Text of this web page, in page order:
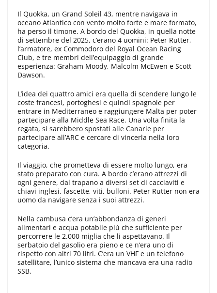
Il Quokka, un Grand Soleil 43, mentre navigava in
oceano Atlantico con vento molto forte e mare formato,
ha perso il timone. A bordo del Quokka, in quella notte
di settembre del 2025, c’erano 4 uomini: Peter Rutter,
l’armatore, ex Commodoro del Royal Ocean Racing
Club, e tre membri dell’equipaggio di grande
esperienza: Graham Moody, Malcolm McEwen e Scott
Dawson.
L’idea dei quattro amici era quella di scendere lungo le
coste francesi, portoghesi e quindi spagnole per
entrare in Mediterraneo e raggiungere Malta per poter
partecipare alla Middle Sea Race. Una volta finita la
regata, si sarebbero spostati alle Canarie per
partecipare all’ARC e cercare di vincerla nella loro
categoria.
Il viaggio, che prometteva di essere molto lungo, era
stato preparato con cura. A bordo c’erano attrezzi di
ogni genere, dal trapano a diversi set di cacciaviti e
chiavi inglesi, fascette, viti, bulloni. Peter Rutter non era
uomo da navigare senza i suoi attrezzi.
Nella cambusa c’era un’abbondanza di generi
alimentari e acqua potabile più che sufficiente per
percorrere le 2.000 miglia che li aspettavano. Il
serbatoio del gasolio era pieno e ce n’era uno di
rispetto con altri 70 litri. C’era un VHF e un telefono
satellitare, l’unico sistema che mancava era una radio
SSB.